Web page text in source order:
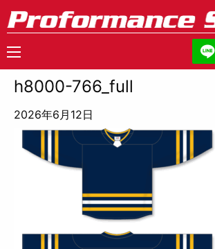
h8000-766_full
2026年6月12日